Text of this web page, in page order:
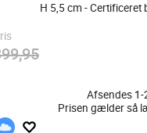
H 5,5 cm -
Afsendes 1-
Prisen gælder så